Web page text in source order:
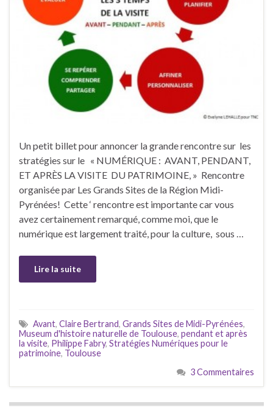
Un petit billet pour annoncer la grande rencontre sur les
stratégies sur le « NUMÉRIQUE : AVANT, PENDANT,
ET APRÈS LA VISITE DU PATRIMOINE, » Rencontre
organisée par Les Grands Sites de la Région Midi-
Pyrénées! Cette ‘ rencontre est importante car vous
avez certainement remarqué, comme moi, que le
numérique est largement traité, pour la culture, sous …
Lire la suite
Avant, Claire Bertrand, Grands Sites de Midi-Pyrénées,
Museum d'histoire naturelle de Toulouse, pendant et après
la visite, Philippe Fabry, Stratégies Numériques pour le
patrimoine, Toulouse
3 Commentaires